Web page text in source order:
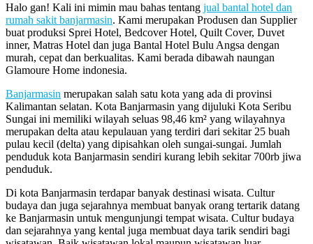
Halo gan! Kali ini mimin mau bahas tentang jual bantal hotel dan
rumah sakit banjarmasin. Kami merupakan Produsen dan Supplier
buat produksi Sprei Hotel, Bedcover Hotel, Quilt Cover, Duvet
inner, Matras Hotel dan juga Bantal Hotel Bulu Angsa dengan
murah, cepat dan berkualitas. Kami berada dibawah naungan
Glamoure Home indonesia.
Banjarmasin merupakan salah satu kota yang ada di provinsi
Kalimantan selatan. Kota Banjarmasin yang dijuluki Kota Seribu
Sungai ini memiliki wilayah seluas 98,46 km² yang wilayahnya
merupakan delta atau kepulauan yang terdiri dari sekitar 25 buah
pulau kecil (delta) yang dipisahkan oleh sungai-sungai. Jumlah
penduduk kota Banjarmasin sendiri kurang lebih sekitar 700rb jiwa
penduduk.
Di kota Banjarmasin terdapar banyak destinasi wisata. Cultur
budaya dan juga sejarahnya membuat banyak orang tertarik datang
ke Banjarmasin untuk mengunjungi tempat wisata. Cultur budaya
dan sejarahnya yang kental juga membuat daya tarik sendiri bagi